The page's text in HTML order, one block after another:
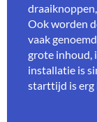
Ook worden
vaak
grote inhoud,
installatie is
starttijd is erg